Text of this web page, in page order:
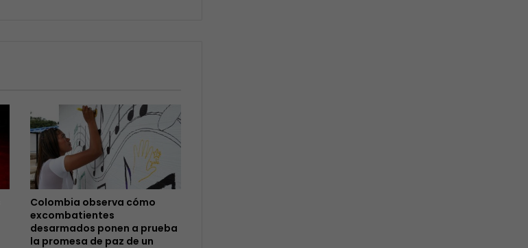
Colombia observa cómo
excombatientes
desarmados ponen a prueba
la promesa de paz de un